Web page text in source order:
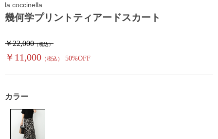
幾何学プリントティアードスカート
￥22,000（税込）
￥11,000 （税込） 50%OFF
la coccinella
カラー